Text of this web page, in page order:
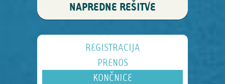
NAPREDNE REŠITVE
REGISTRACIJA
PRENOS
KONČNICE